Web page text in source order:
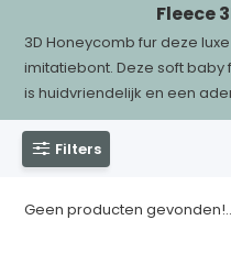
Fleece
3D Honeycomb fur deze
imitatiebont. Deze soft
is huidvriendelijk en een
Filters
Geen producten